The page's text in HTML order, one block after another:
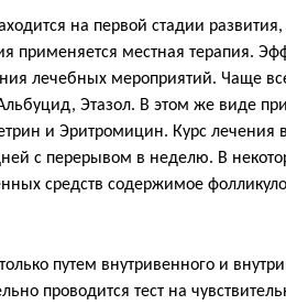
на первой стадии
применяется местная терапия.
лечебных мероприятий. Чаще
Этазол. В этом же виде
и Эритромицин. Курс лечения
с перерывом в неделю. В
средств содержимое
путем внутривенного и
проводится тест на